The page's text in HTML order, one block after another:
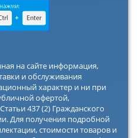
на сайте информация,
и обслуживания
характер и ни при
офертой,
437 (2) Гражданского
Для получения подробной
стоимости товаров и